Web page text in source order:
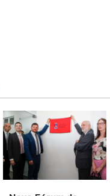
Post